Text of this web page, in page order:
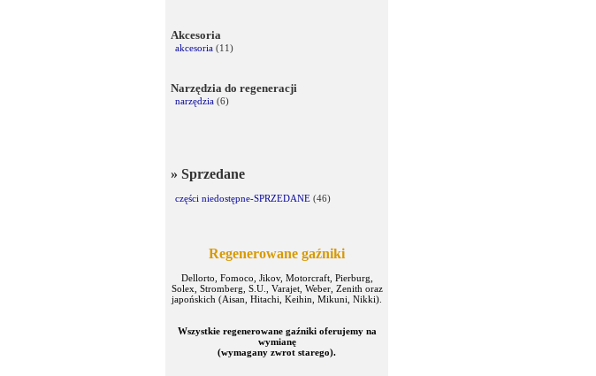
Akcesoria
akcesoria (11)
Narzędzia do regeneracji
narzędzia (6)
» Sprzedane
części niedostępne-SPRZEDANE (46)
Regenerowane gaźniki
Dellorto, Fomoco, Jikov, Motorcraft, Pierburg,
Solex, Stromberg, S.U., Varajet, Weber, Zenith oraz
japońskich (Aisan, Hitachi, Keihin, Mikuni, Nikki).
Wszystkie regenerowane gaźniki oferujemy na
wymianę
(wymagany zwrot starego).